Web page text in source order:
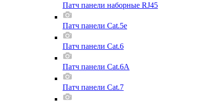
Патч панели наборные RJ45
Патч панели Cat.5e
Патч панели Cat.6
Патч панели Cat.6A
Патч панели Cat.7